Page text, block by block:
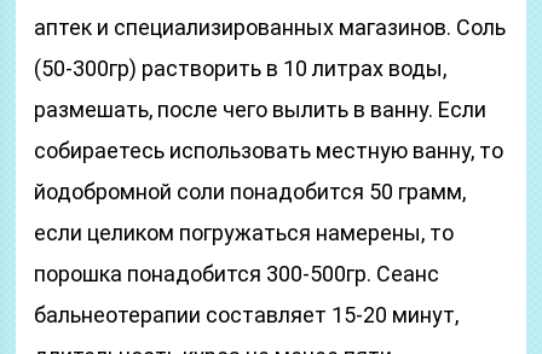
аптек и специализированных магазинов. Соль
(50-300гр) растворить в 10 литрах воды,
размешать, после чего вылить в ванну. Если
собираетесь использовать местную ванну, то
йодобромной соли понадобится 50 грамм,
если целиком погружаться намерены, то
порошка понадобится 300-500гр. Сеанс
бальнеотерапии составляет 15-20 минут,